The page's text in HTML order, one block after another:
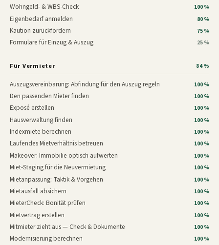
Wohngeld- & WBS-Check 100 %
Eigenbedarf anmelden 80 %
Kaution zurückfordern 75 %
Formulare für Einzug & Auszug 25 %
Für Vermieter 84 %
Auszugsvereinbarung: Abfindung für den Auszug regeln 100 %
Den passenden Mieter finden 100 %
Exposé erstellen 100 %
Hausverwaltung finden 100 %
Indexmiete berechnen 100 %
Laufendes Mietverhältnis betreuen 100 %
Makeover: Immobilie optisch aufwerten 100 %
Miet-Staging für die Neuvermietung 100 %
Mietanpassung: Taktik & Vorgehen 100 %
Mietausfall absichern 100 %
MieterCheck: Bonität prüfen 100 %
Mietvertrag erstellen 100 %
Mitmieter zieht aus — Check & Dokumente 100 %
Modernisierung berechnen 100 %